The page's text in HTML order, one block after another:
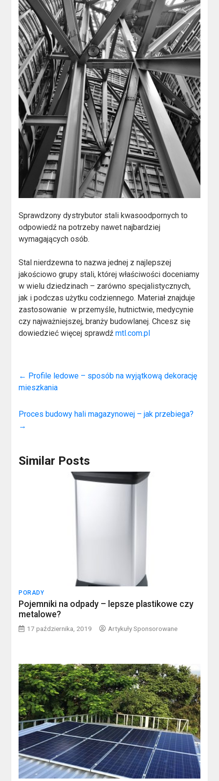
Sprawdzony dystrybutor stali kwasoodpornych to
odpowiedź na potrzeby nawet najbardziej
wymagających osób.
Stal nierdzewna to nazwa jednej z najlepszej
jakościowo grupy stali, której właściwości doceniamy
w wielu dziedzinach – zarówno specjalistycznych,
jak i podczas użytku codziennego. Materiał znajduje
zastosowanie w przemyśle, hutnictwie, medycynie
czy najważniejszej, branży budowlanej. Chcesz się
dowiedzieć więcej sprawdźmtl.com.pl
← Profile ledowe – sposób na wyjątkową dekorację
mieszkania
Proces budowy hali magazynowej – jak przebiega?
→
Similar Posts
PORADY
Pojemniki na odpady – lepsze plastikowe czy
metalowe?
17 października, 2019 Artykuły Sponsorowane